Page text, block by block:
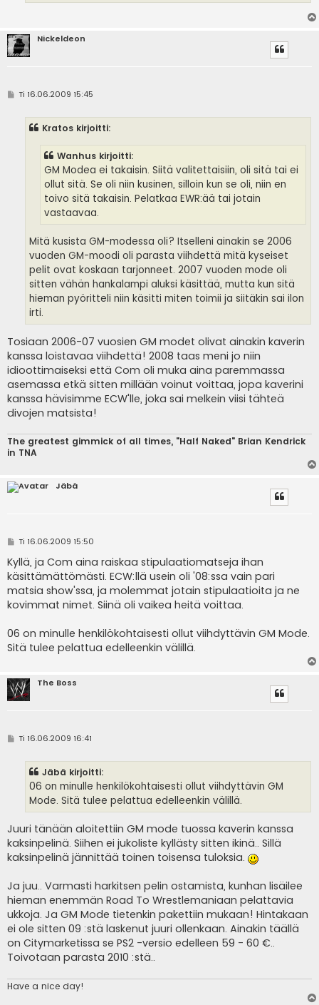
Nickeldeon
VTi 16.06.2009 15:45
Kratos kirjoitti:
Wanhus kirjoitti:
GM Modea ei takaisin. Siitä valitettaisiin, oli sitä tai ei
ollut sitä. Se oli niin kusinen, silloin kun se oli, niin en
toivo sitä takaisin. Pelatkaa EWR:ää tai jotain
vastaavaa.
Mitä kusista GM-modessa oli? Itselleni ainakin se 2006
vuoden GM-moodi oli parasta viihdettä mitä kyseiset
pelit ovat koskaan tarjonneet. 2007 vuoden mode oli
sitten vähän hankalampi aluksi käsittää, mutta kun sitä
hieman pyöritteli niin käsitti miten toimii ja siitäkin sai ilon
irti.
Tosiaan 2006-07 vuosien GM modet olivat ainakin kaverin
kanssa loistavaa viihdettä! 2008 taas meni jo niin
idioottimaiseksi että Com oli muka aina paremmassa
asemassa etkä sitten millään voinut voittaa, jopa kaverini
kanssa hävisimme ECW'lle, joka sai melkein viisi tähteä
divojen matsista!
The greatest gimmick of all times, "Half Naked" Brian Kendrick
in TNA
Jäbä
V
e
s
t
i
Ti 16.06.2009 15:50
Kyllä, ja Com aina raiskaa stipulaatiomatseja ihan
käsittämättömästi. ECW:llä usein oli '08:ssa vain pari
matsia show'ssa, ja molemmat jotain stipulaatioita ja ne
kovimmat nimet. Siinä oli vaikea heitä voittaa.
06 on minulle henkilökohtaisesti ollut viihdyttävin GM Mode.
Sitä tulee pelattua edelleenkin välillä.
The Boss
VTi 16.06.2009 16:41
Jäbä kirjoitti:
06 on minulle henkilökohtaisesti ollut viihdyttävin GM
Mode. Sitä tulee pelattua edelleenkin välillä.
Juuri tänään aloitettiin GM mode tuossa kaverin kanssa
kaksinpelinä. Siihen ei jukoliste kyllästy sitten ikinä.. Sillä
kaksinpelinä jännittää toinen toisensa tuloksia.
Ja juu.. Varmasti harkitsen pelin ostamista, kunhan lisäilee
hieman enemmän Road To Wrestlemaniaan pelattavia
ukkoja. Ja GM Mode tietenkin pakettiin mukaan! Hintakaan
ei ole sitten 09 :stä laskenut juuri ollenkaan. Ainakin täällä
on Citymarketissa se PS2 -versio edelleen 59 - 60 €..
Toivotaan parasta 2010 :stä..
Have a nice day!